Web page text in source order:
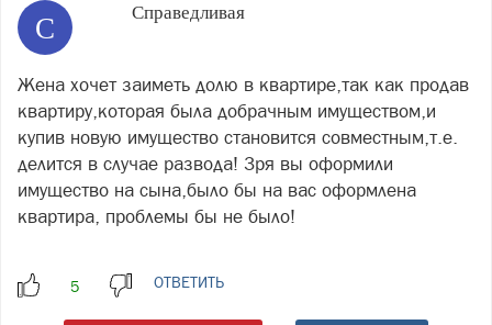
С Справедливая
Жена хочет заиметь долю в квартире,так как продав
квартиру,которая была добрачным имуществом,и
купив новую имущество становится совместным,т.е.
делится в случае развода! Зря вы оформили
имущество на сына,было бы на вас оформлена
квартира, проблемы бы не было!
ОТВЕТИТЬ